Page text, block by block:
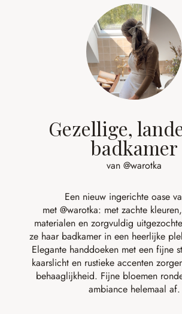
Gezellige,
badkamer
van @warotka
Een nieuw ingerichte oase
met @warotka: met zachte
materialen en zorgvuldig
ze haar badkamer in een heerlijke
Elegante handdoeken met een fijne
kaarslicht en rustieke accenten
behaaglijkheid. Fijne bloemen
ambiance helemaal af.